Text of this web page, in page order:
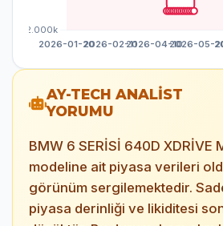
AY-TECH ANALİST
YORUMU
BMW 6 SERİSİ 640D XDRİVE
modeline ait piyasa verileri
görünüm sergilemektedir.
piyasa derinliği ve likiditesi